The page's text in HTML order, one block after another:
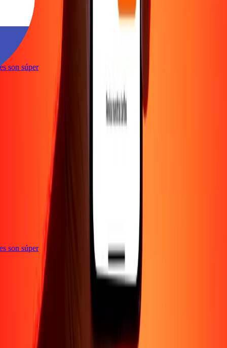
son súper
son súper
Blog Corporativo